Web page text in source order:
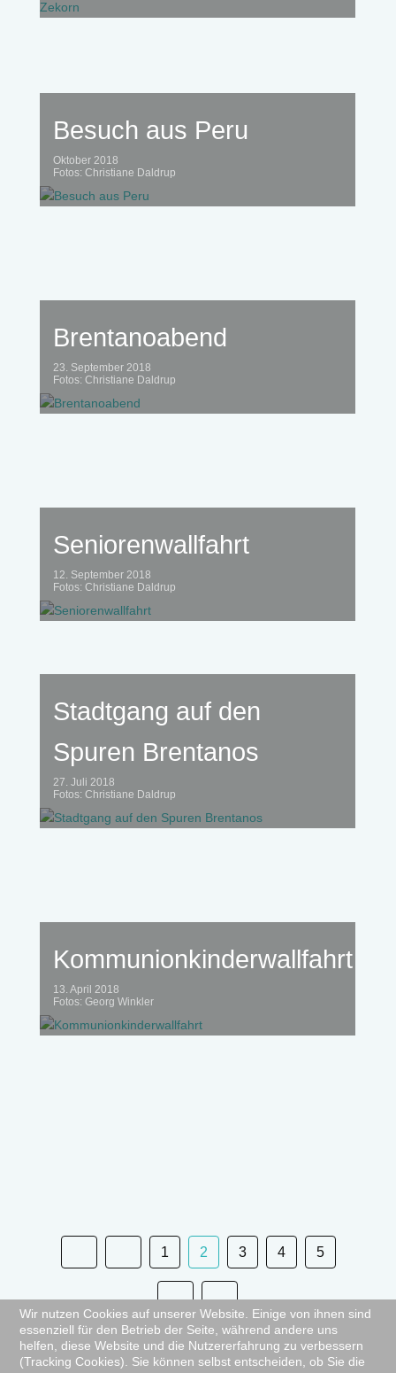
Besuch aus Peru
Oktober 2018
Fotos: Christiane Daldrup
Brentanoabend
23. September 2018
Fotos: Christiane Daldrup
Seniorenwallfahrt
12. September 2018
Fotos: Christiane Daldrup
Stadtgang auf den
Spuren Brentanos
27. Juli 2018
Fotos: Christiane Daldrup
Kommunionkinderwallfahrt
13. April 2018
Fotos: Georg Winkler
1 2 3 4 5
Seite 2 von 5
Wir nutzen Cookies auf unserer Website. Einige von ihnen sind
essenziell für den Betrieb der Seite, während andere uns
helfen, diese Website und die Nutzererfahrung zu verbessern
(Tracking Cookies). Sie können selbst entscheiden, ob Sie die